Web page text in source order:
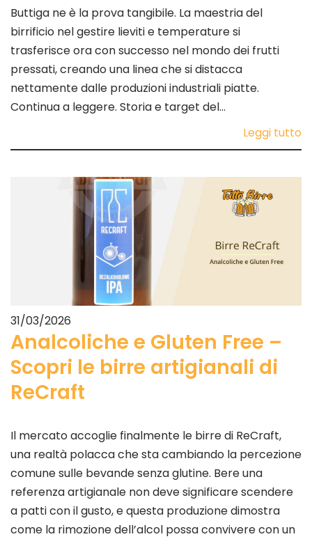
Buttiga ne è la prova tangibile. La maestria del
birrificio nel gestire lieviti e temperature si
trasferisce ora con successo nel mondo dei frutti
pressati, creando una linea che si distacca
nettamente dalle produzioni industriali piatte.
Continua a leggere. Storia e target del…
Leggi tutto
31/03/2026
Analcoliche e Gluten Free –
Scopri le birre artigianali di
ReCraft
Il mercato accoglie finalmente le birre di ReCraft,
una realtà polacca che sta cambiando la percezione
comune sulle bevande senza glutine. Bere una
referenza artigianale non deve significare scendere
a patti con il gusto, e questa produzione dimostra
come la rimozione dell’alcol possa convivere con un